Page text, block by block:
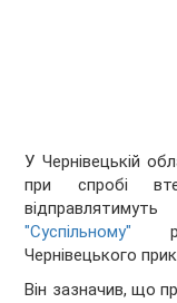
У Чернівецькій
при спробі
"Суспільному"
Чернівецького
Він зазначив, що